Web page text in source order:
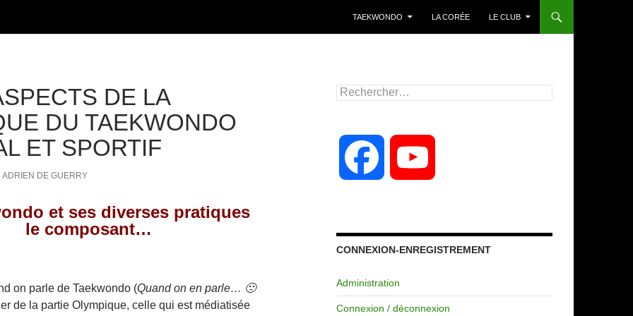
TAEKWONDO LA CORÉE LE CLUB
DE LA
DU TAEKWONDO
ET SPORTIF
ADRIEN DE GUERRY
et ses diverses pratiques
le composant…
on parle de Taekwondo (Quand on en parle… 🙁
de la partie Olympique, celle qui est médiatisée
Rechercher :
c u
CONNEXION-ENREGISTREMENT
Administration
Connexion / déconnexion